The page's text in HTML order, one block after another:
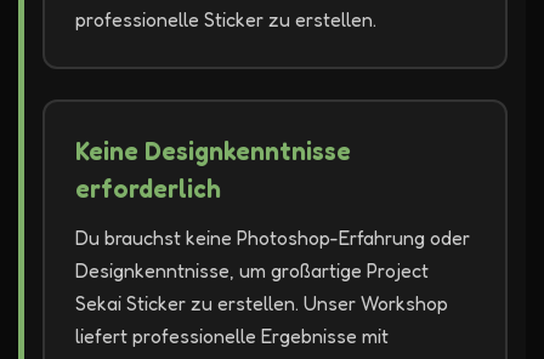
professionelle Sticker zu erstellen.
Keine Designkenntnisse
erforderlich
Du brauchst keine Photoshop-Erfahrung oder
Designkenntnisse, um großartige Project
Sekai Sticker zu erstellen. Unser Workshop
liefert professionelle Ergebnisse mit